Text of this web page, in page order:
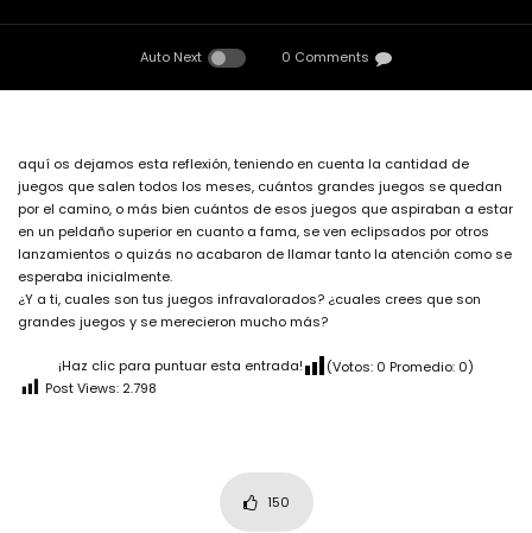
Auto Next 0 Comments
aquí os dejamos esta reflexión, teniendo en cuenta la cantidad de
juegos que salen todos los meses, cuántos grandes juegos se quedan
por el camino, o más bien cuántos de esos juegos que aspiraban a estar
en un peldaño superior en cuanto a fama, se ven eclipsados por otros
lanzamientos o quizás no acabaron de llamar tanto la atención como se
esperaba inicialmente.
¿Y a ti, cuales son tus juegos infravalorados? ¿cuales crees que son
grandes juegos y se merecieron mucho más?
¡Haz clic para puntuar esta entrada! (Votos: 0 Promedio: 0)
Post Views: 2.798
150